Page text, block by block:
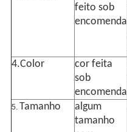
feito sob
encomenda
4.Color
cor feita
sob
encomenda
5. Tamanho
algum
tamanho